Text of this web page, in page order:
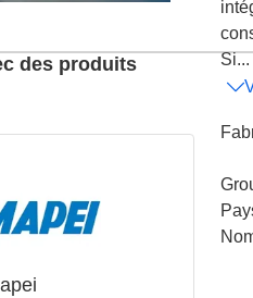
des produits
Si...